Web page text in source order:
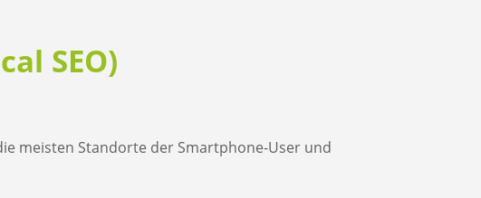
SEO)
meisten Standorte der Smartphone-User und